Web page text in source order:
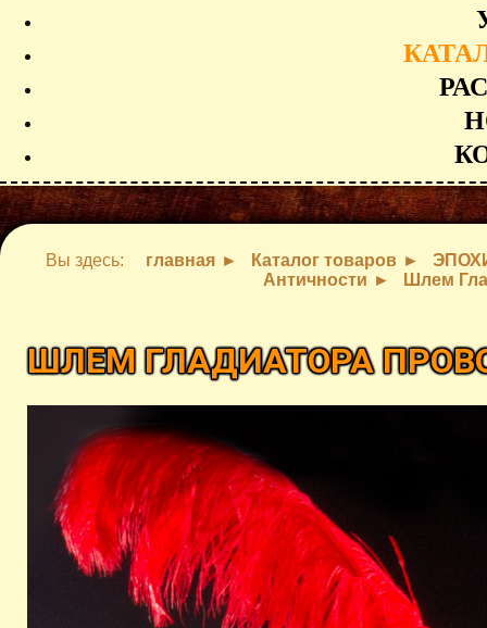
Вы здесь: главная Каталог товаров
Античности
Шлем
ШЛЕМ ГЛАДИАТОРА